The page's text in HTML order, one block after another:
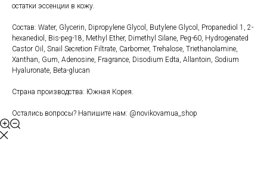
остатки эссенции в кожу.
Состав: Water, Glycerin, Dipropylene Glycol, Butylene Glycol, Propanediol 1, 2-
hexanediol, Bis-peg-18, Methyl Ether, Dimethyl Silane, Peg-60, Hydrogenated
Castor Oil, Snail Secretion Filtrate, Carbomer, Trehalose, Triethanolamine,
Xanthan, Gum, Adenosine, Fragrance, Disodium Edta, Allantoin, Sodium
Hyaluronate, Beta-glucan
Страна производства: Южная Корея.
Остались вопросы? Напишите нам: @novikovamua_shop